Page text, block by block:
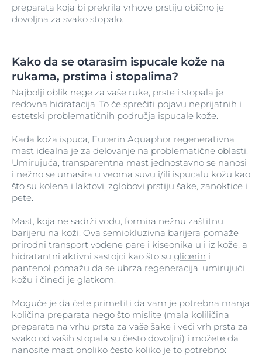
preparata koja bi prekrila vrhove prstiju obično je
dovoljna za svako stopalo.
Kako da se otarasim ispucale kože na
rukama, prstima i stopalima?
Najbolji oblik nege za vaše ruke, prste i stopala je
redovna hidratacija. To će sprečiti pojavu neprijatnih i
estetski problematičnih područja ispucale kože.
Kada koža ispuca, Eucerin Aquaphor regenerativna
mast idealna je za delovanje na problematične oblasti.
Umirujuća, transparentna mast jednostavno se nanosi
i nežno se umasira u veoma suvu i/ili ispucalu kožu kao
što su kolena i laktovi, zglobovi prstiju šake, zanoktice i
pete.
Mast, koja ne sadrži vodu, formira nežnu zaštitnu
barijeru na koži. Ova semiokluzivna barijera pomaže
prirodni transport vodene pare i kiseonika u i iz kože, a
hidratantni aktivni sastojci kao što su glicerin i
pantenol pomažu da se ubrza regeneracija, umirujući
kožu i čineći je glatkom.
Moguće je da ćete primetiti da vam je potrebna manja
količina preparata nego što mislite (mala koliličina
preparata na vrhu prsta za vaše šake i veći vrh prsta za
svako od vaših stopala su često dovoljni) i možete da
nanosite mast onoliko često koliko je to potrebno: